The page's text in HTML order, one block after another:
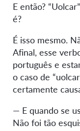
E então?
é?
É isso mesmo.
Afinal, esse
português e
o caso de
certamente
— E quando se
Não foi tão